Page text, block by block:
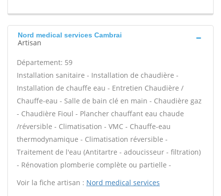
Nord medical services Cambrai
Artisan
Département: 59
Installation sanitaire - Installation de chaudière -
Installation de chauffe eau - Entretien Chaudière /
Chauffe-eau - Salle de bain clé en main - Chaudière gaz
- Chaudière Fioul - Plancher chauffant eau chaude
/réversible - Climatisation - VMC - Chauffe-eau
thermodynamique - Climatisation réversible -
Traitement de l'eau (Antitartre - adoucisseur - filtration)
- Rénovation plomberie complète ou partielle -
Voir la fiche artisan : Nord medical services